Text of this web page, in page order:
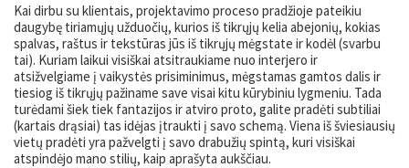
Kai dirbu su klientais, projektavimo proceso pradžioje pateikiu
daugybę tiriamųjų užduočių, kurios iš tikrųjų kelia abejonių, kokias
spalvas, raštus ir tekstūras jūs iš tikrųjų mėgstate ir kodėl (svarbu
tai). Kuriam laikui visiškai atsitraukiame nuo interjero ir
atsižvelgiame į vaikystės prisiminimus, mėgstamas gamtos dalis ir
tiesiog iš tikrųjų pažiname save visai kitu kūrybiniu lygmeniu. Tada
turėdami šiek tiek fantazijos ir atviro proto, galite pradėti subtiliai
(kartais drąsiai) tas idėjas įtraukti į savo schemą. Viena iš šviesiausių
vietų pradėti yra pažvelgti į savo drabužių spintą, kuri visiškai
atspindėjo mano stilių, kaip aprašyta aukščiau.